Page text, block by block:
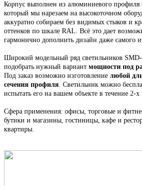
Корпус выполнен из алюминиевого профиля
который мы нарезаем на высокоточном
аккуратно собираем без видимых стыков и
оттенков по шкале RAL. Всё это дает
гармонично дополнить дизайн даже самого
Широкий модельный ряд светильников
подобрать нужный вариант мощности под
Под заказ возможно изготовление любой
сечения профиля. Светильник можно
испытать его на вашем объекте в течение 2-х
Сфера применения: офисы, торговые и
бутики и магазины, гостиницы, кафе и
квартиры.